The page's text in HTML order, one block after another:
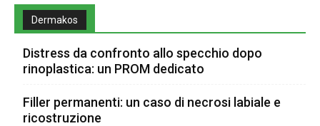
Dermakos
Distress da confronto allo specchio dopo
rinoplastica: un PROM dedicato
Filler permanenti: un caso di necrosi labiale e
ricostruzione